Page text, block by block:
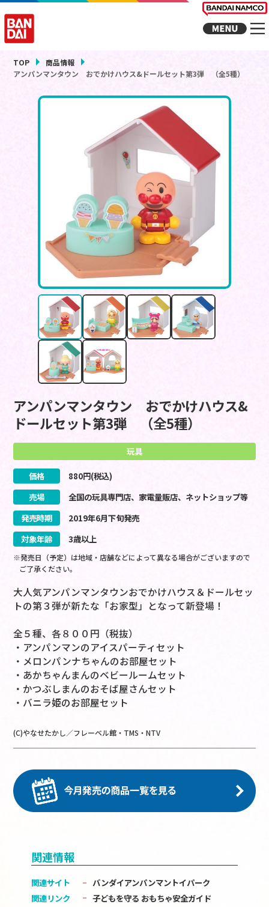
TOP
商品情報
アンパンマンタウン おでかけハウス&ドールセット第3弾 （全5種）
アンパンマンタウン おでかけハウス&
ドールセット第3弾 （全5種）
玩具
価格 880円(税込)
売場
全国の玩具専門店、家電量販店、ネットショップ等
発売時期
2019年6月下旬発売
対象年齢
3歳以上
※発売日（予定）は地域・店舗などによって異なる場合がございますので
ご了承ください。
大人気アンパンマンタウンおでかけハウス＆ドールセッ
トの第３弾が新たな「お家型」となって新登場！
全５種、各８００円（税抜）
・アンパンマンのアイスパーティセット
・メロンパンナちゃんのお部屋セット
・あかちゃんまんのベビールームセット
・かつぶしまんのおそば屋さんセット
・バニラ姫のお部屋セット
(C)やなせたかし／フレーベル館・TMS・NTV
関連情報
関連サイト
バンダイアンパンマントイパーク
関連リンク
子どもを守る おもちゃ安全ガイド